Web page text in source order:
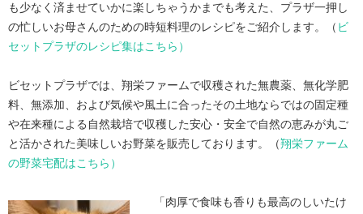
も少なく済ませていかに楽しちゃうかまでも考えた、プラザ一押し
の忙しいお母さんのための時短料理のレシピをご紹介します。（ ビ
セットプラザのレシピ集はこちら）
ビセットプラザでは、翔栄ファームで収穫された無農薬、無化学肥
料、無添加、および気候や風土に合ったその土地ならではの固定種
や在来種による自然栽培で収穫した安心・安全で自然の恵みが丸ご
と活かされた美味しいお野菜を販売しております。（翔栄ファーム
の野菜宅配はこちら）
「肉厚で食味も香りも最高のしいたけ